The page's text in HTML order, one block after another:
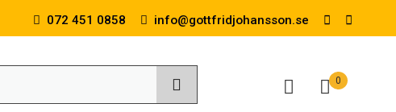
072 451 0858 info@gottfridjohansson.se
0